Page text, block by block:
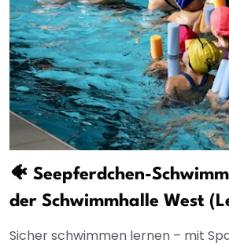
🐠 Seepferdchen-
der Schwimmhalle West
Sicher schwimmen lernen – mit